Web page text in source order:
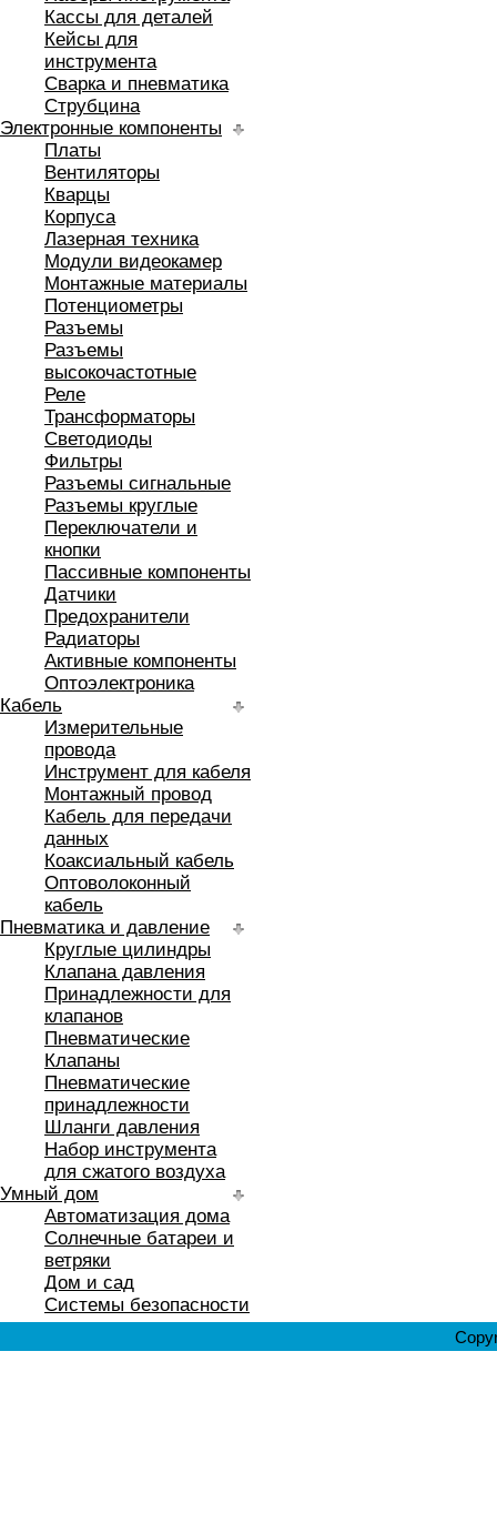
Кассы для деталей
Кейсы для
инструмента
Сварка и пневматика
Струбцина
Электронные компоненты
Платы
Вентиляторы
Кварцы
Корпуса
Лазерная техника
Модули видеокамер
Монтажные материалы
Потенциометры
Разъемы
Разъемы
высокочастотные
Реле
Трансформаторы
Светодиоды
Фильтры
Разъемы сигнальные
Разъемы круглые
Переключатели и
кнопки
Пассивные компоненты
Датчики
Предохранители
Радиаторы
Активные компоненты
Оптоэлектроника
Кабель
Измерительные
провода
Инструмент для кабеля
Монтажный провод
Кабель для передачи
данных
Коаксиальный кабель
Оптоволоконный
кабель
Пневматика и давление
Круглые цилиндры
Клапана давления
Принадлежности для
клапанов
Пневматические
Клапаны
Пневматические
принадлежности
Шланги давления
Набор инструмента
для сжатого воздуха
Умный дом
Автоматизация дома
Солнечные батареи и
ветряки
Дом и сад
Системы безопасности